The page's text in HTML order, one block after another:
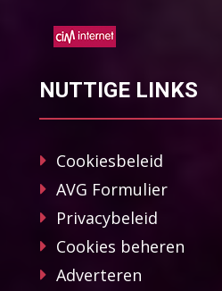
NUTTIGE LINKS
Cookiesbeleid
AVG Formulier
Privacybeleid
Cookies beheren
Adverteren